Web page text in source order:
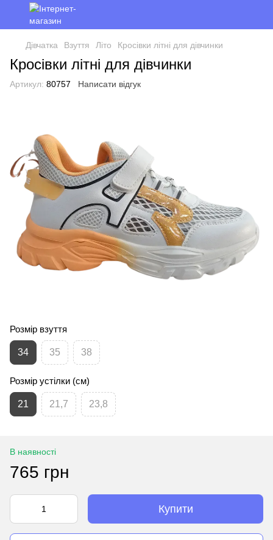
Дівчатка Взуття Літо Кросівки літні для дівчинки
Кросівки літні для дівчинки
Артикул: 80757 Написати відгук
Розмір взуття
34 35 38
Розмір устілки (см)
21 21,7 23,8
В наявності
765 грн
Купити